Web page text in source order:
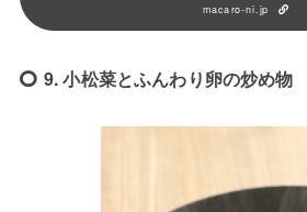
macaro-ni.jp
9. 小松菜とふんわり卵の炒め物